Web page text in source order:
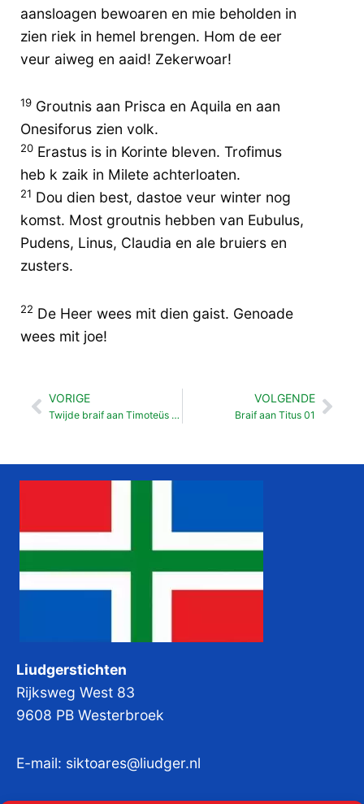
aansloagen bewoaren en mie beholden in
zien riek in hemel brengen. Hom de eer
veur aiweg en aaid! Zekerwoar!
19 Groutnis aan Prisca en Aquila en aan
Onesiforus zien volk.
20 Erastus is in Korinte bleven. Trofimus
heb k zaik in Milete achterloaten.
21 Dou dien best, dastoe veur winter nog
komst. Most groutnis hebben van Eubulus,
Pudens, Linus, Claudia en ale bruiers en
zusters.
22 De Heer wees mit dien gaist. Genoade
wees mit joe!
Vorige
VORIGE
Twijde braif aan Timoteüs 03
VOLGENDE
Braif aan Titus 01
Liudgerstichten
Rijksweg West 83
9608 PB Westerbroek
E-mail: siktoares@liudger.nl